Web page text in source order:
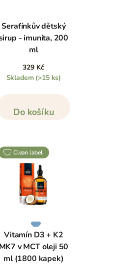
Serafínkův dětský
- imunita, 200
ml
329 Kč
Skladem (>15 ks)
Do košíku
clean label
Vitamín D3 + K2
MK7 v MCT oleji 50
ml (1800 kapek)